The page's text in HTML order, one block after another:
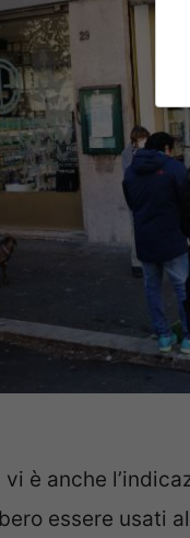
è anche
essere usati